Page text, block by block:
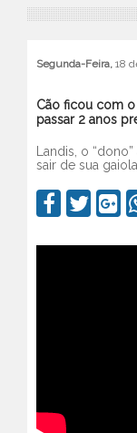
Segunda-Feira, 18
Cão ficou com
passar 2 anos
Landis, o
sair de sua gaiola.